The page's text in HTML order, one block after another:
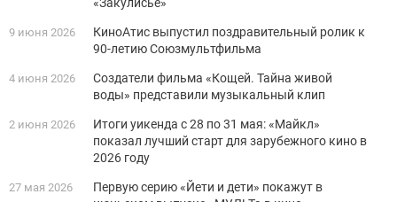
9 июня 2026
КиноАтис выпустил поздравительный ролик к
90-летию Союзмультфильма
4 июня 2026
Создатели фильма «Кощей. Тайна живой
воды» представили музыкальный клип
2 июня 2026
Итоги уикенда с 28 по 31 мая: «Майкл»
показал лучший старт для зарубежного кино в
2026 году
27 мая 2026
Первую серию «Йети и дети» покажут в